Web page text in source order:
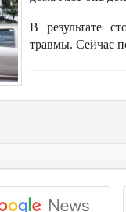
В результате
травмы. Сейчас